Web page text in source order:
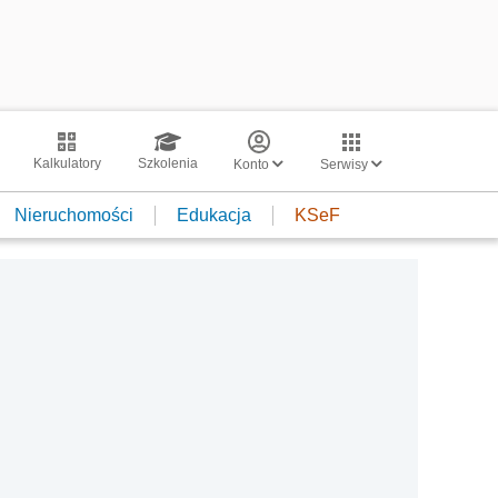
Kalkulatory Szkolenia Konto Serwisy
Nieruchomości Edukacja KSeF